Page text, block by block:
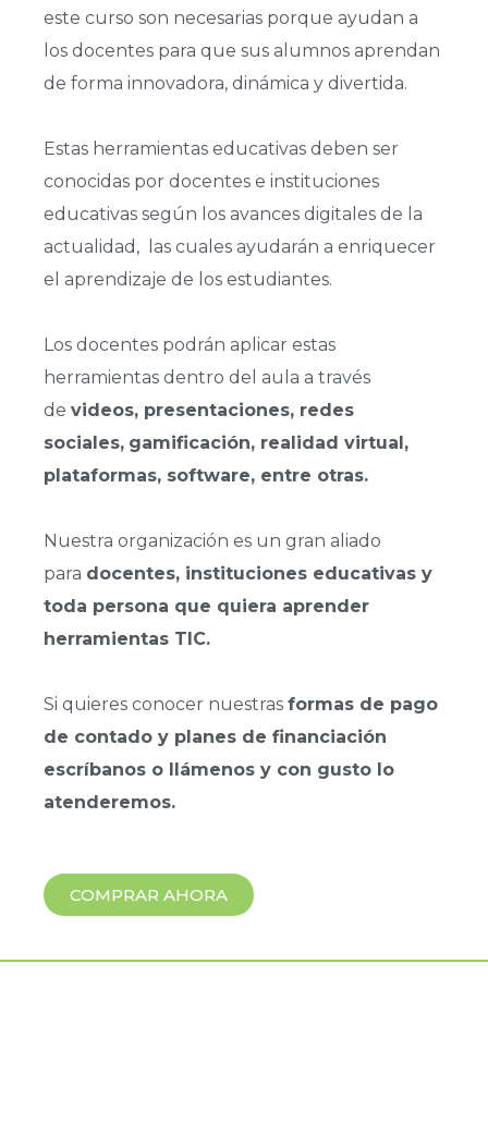
este curso son necesarias porque ayudan a
los docentes para que sus alumnos aprendan
de forma innovadora, dinámica y divertida.
Estas herramientas educativas deben ser
conocidas por docentes e instituciones
educativas según los avances digitales de la
actualidad, las cuales ayudarán a enriquecer
el aprendizaje de los estudiantes.
Los docentes podrán aplicar estas
herramientas dentro del aula a través
de videos, presentaciones, redes
sociales, gamificación, realidad virtual,
plataformas, software, entre otras.
Nuestra organización es un gran aliado
para docentes, instituciones educativas y
toda persona que quiera aprender
herramientas TIC.
Si quieres conocer nuestras formas de pago
de contado y planes de financiación
escríbanos o llámenos y con gusto lo
atenderemos.
COMPRAR AHORA